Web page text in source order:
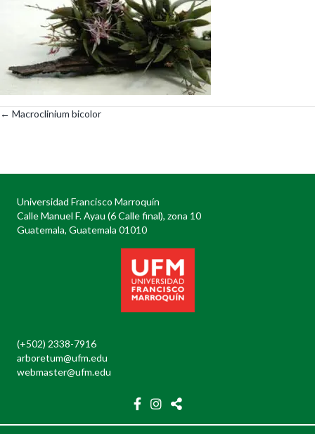
Posts
← Macroclinium bicolor
Universidad Francisco Marroquín
Calle Manuel F. Ayau (6 Calle final), zona 10
Guatemala, Guatemala 01010
(+502) 2338-7916
arboretum@ufm.edu
webmaster@ufm.edu